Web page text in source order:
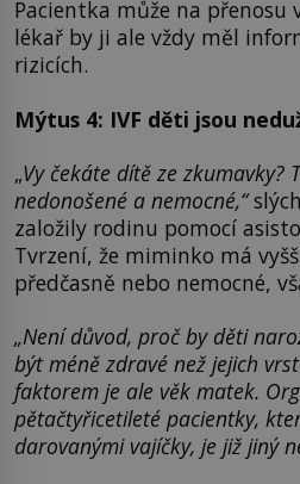
Pacientka může na přenosu
lékař by ji ale vždy měl
rizicích.
Mýtus 4: IVF děti jsou
„Vy čekáte dítě ze zkumavky?
nedonošené a nemocné,“
založily rodinu pomocí
Tvrzení, že miminko má
předčasně nebo nemocné,
„Není důvod, proč by děti
být méně zdravé než jejich
faktorem je ale věk matek.
pětačtyřicetileté pacientky,
darovanými vajíčky, je již jiný